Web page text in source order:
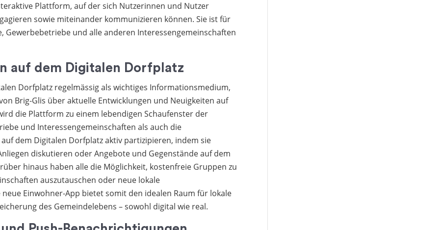
Plattform, auf der sich Nutzerinnen und Nutzer
sowie miteinander kommunizieren können. Sie ist für
Gewerbebetriebe und alle anderen Interessengemeinschaften
auf dem Digitalen Dorfplatz
Dorfplatz regelmässig als wichtiges Informationsmedium,
Brig-Glis über aktuelle Entwicklungen und Neuigkeiten auf
die Plattform zu einem lebendigen Schaufenster der
und Interessengemeinschaften als auch die
dem Digitalen Dorfplatz aktiv partizipieren, indem sie
diskutieren oder Angebote und Gegenstände auf dem
hinaus haben alle die Möglichkeit, kostenfreie Gruppen zu
auszutauschen oder neue lokale
Einwohner-App bietet somit den idealen Raum für lokale
des Gemeindelebens – sowohl digital wie real.